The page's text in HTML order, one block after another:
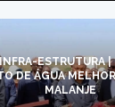
ESTRUTURA
DE ÁGUA
MALANJE